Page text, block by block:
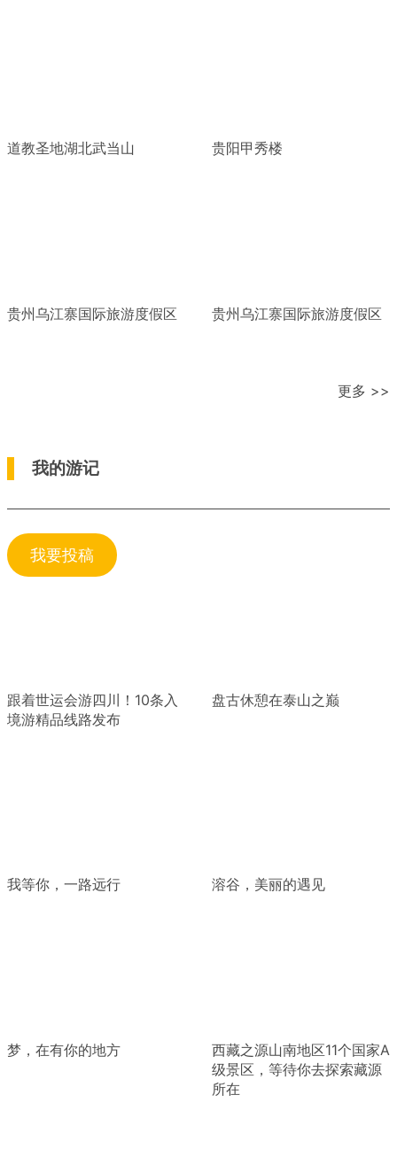
道教圣地湖北武当山 贵阳甲秀楼
贵州乌江寨国际旅游度假区 贵州乌江寨国际旅游度假区
更多 >>
我的游记
我要投稿
跟着世运会游四川！10条入
境游精品线路发布
盘古休憩在泰山之巅
我等你，一路远行 溶谷，美丽的遇见
梦，在有你的地方
西藏之源山南地区11个国家A
级景区，等待你去探索藏源
所在